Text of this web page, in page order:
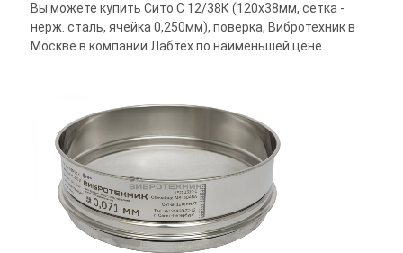
Вы можете купить Сито С 12/38К (120х38мм, сетка -
нерж. сталь, ячейка 0,250мм), поверка, Вибротехник в
Москве в компании Лабтех по наименьшей цене.